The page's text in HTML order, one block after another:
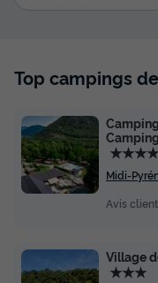
Top campings
★★★★
Midi-
Avis
Village
★★★